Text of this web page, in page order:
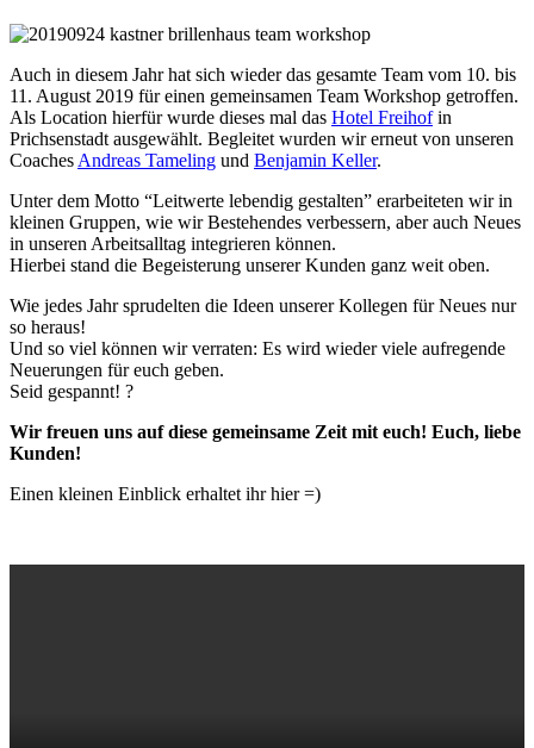
Auch in diesem Jahr hat sich wieder das gesamte Team vom 10. bis
11. August 2019 für einen gemeinsamen Team Workshop getroffen.
Als Location hierfür wurde dieses mal das Hotel Freihofin
Prichsenstadt ausgewählt. Begleitet wurden wir erneut von unseren
Coaches Andreas Tameling und Benjamin Keller.
Unter dem Motto “Leitwerte lebendig gestalten” erarbeiteten wir in
kleinen Gruppen, wie wir Bestehendes verbessern, aber auch Neues
in unseren Arbeitsalltag integrieren können.
Hierbei stand die Begeisterung unserer Kunden ganz weit oben.
Wie jedes Jahr sprudelten die Ideen unserer Kollegen für Neues nur
so heraus!
Und so viel können wir verraten: Es wird wieder viele aufregende
Neuerungen für euch geben.
Seid gespannt! ?
Wir freuen uns auf diese gemeinsame Zeit mit euch! Euch, liebe
Kunden!
Einen kleinen Einblick erhaltet ihr hier =)